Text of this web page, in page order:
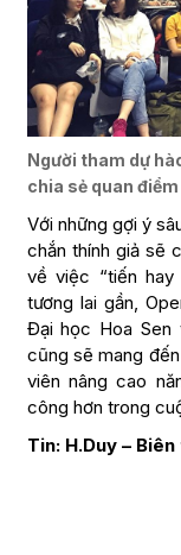
Người tham dự
chia sẻ quan điểm
Với những gợi ý
chắn thính giả sẽ
về việc “tiến
tương lai gần,
Đại học Hoa Sen
cũng sẽ mang
viên nâng cao
công hơn trong
Tin: H.Duy – Biên